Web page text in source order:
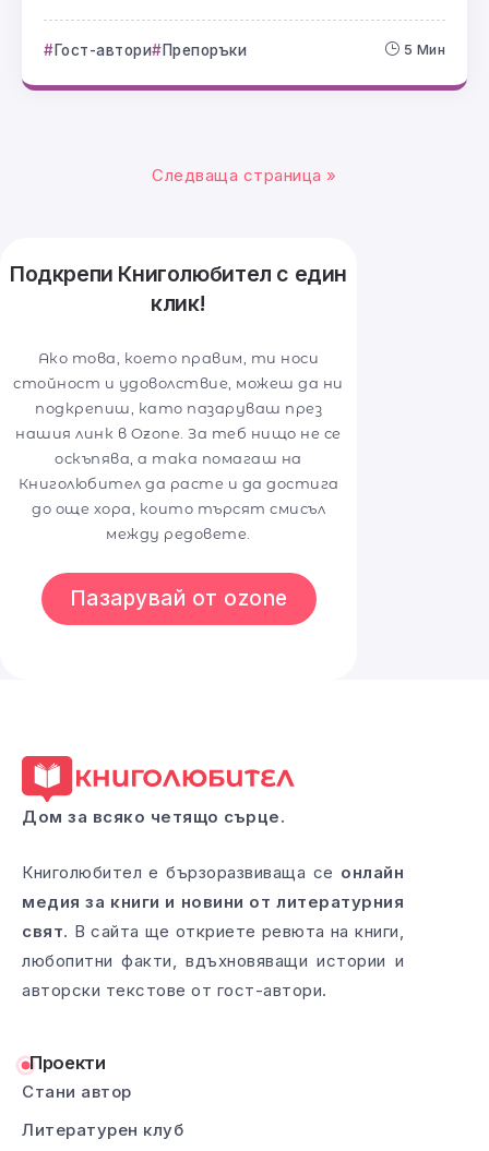
Гост-автори Препоръки 5 Мин
Следваща страница »
Подкрепи Книголюбител с един
клик!
Ако това, което правим, ти носи
стойност и удоволствие, можеш да ни
подкрепиш, като пазаруваш през
нашия линк в Ozone. За теб нищо не се
оскъпява, а така помагаш на
Книголюбител да расте и да достига
до още хора, които търсят смисъл
между редовете.
Пазарувай от ozone
Дом за всяко четящо сърце.
Книголюбител е бързоразвиваща се онлайн
медия за книги и новини от литературния
свят. В сайта ще откриете ревюта на книги,
любопитни факти, вдъхновяващи истории и
авторски текстове от гост-автори.
Проекти
Стани автор
Литературен клуб